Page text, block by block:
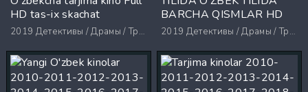
HD tas-ix skachat
2019 Детективы / Драмы / Триллеры / Ужасы
BARCHA QISMLAR HD
2019 Детективы / Драмы / Триллеры / Ужасы